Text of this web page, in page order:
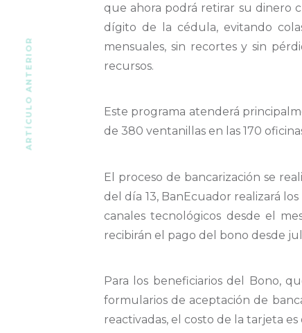
que ahora podrá retirar su dinero
dígito de la cédula, evitando
mensuales, sin recortes y sin
recursos.
Este programa atenderá
de 380 ventanillas en las 170
El proceso de bancarización se
del día 13, BanEcuador realizará
canales tecnológicos desde el
recibirán el pago del bono desde
Para los beneficiarios del Bono,
formularios de aceptación de
reactivadas, el costo de la tarjeta
ARTÍCULO ANTERIOR